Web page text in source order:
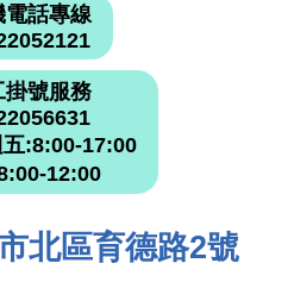
電話專線
掛號服務
:8:00-17:00
12:00
北區育德路2號